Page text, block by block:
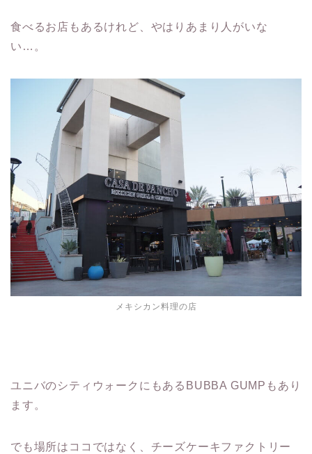
食べるお店もあるけれど、やはりあまり人がいな
い…。
メキシカン料理の店
ユニバのシティウォークにもあるBUBBA GUMPもあり
ます。
でも場所はココではなく、チーズケーキファクトリー